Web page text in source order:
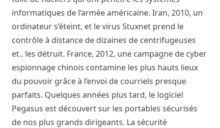
informatiques de l’armée américaine. Iran, 2010, un
ordinateur s’éteint, et le virus Stuxnet prend le
contrôle à distance de dizaines de centrifugeuses
et.. les détruit. France, 2012, une campagne de cyber
espionnage chinois contamine les plus hauts lieux
du pouvoir grâce à l’envoi de courriels presque
parfaits. Quelques années plus tard, le logiciel
Pegasus est découvert sur les portables sécurisés
de nos plus grands dirigeants. La sécurité